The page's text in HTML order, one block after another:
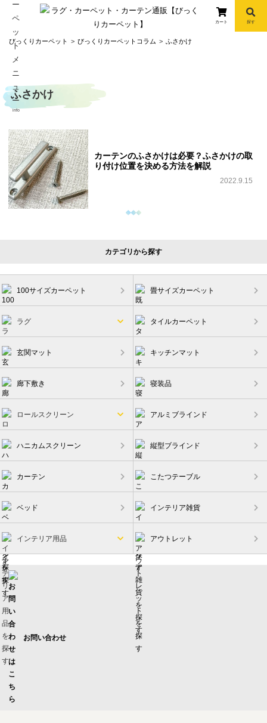
info
カート 探す
ツ
へ
びっくりカーペット びっくりカーペットコラム ふさかけ
ふさかけ
カーテンのふさかけは必要？ふさかけの取
り付け位置を決める方法を解説
2022.9.15
カテゴリから探す
100サイズカーペット 畳サイズカーペット
ラグ タイルカーペット
玄関マット キッチンマット
廊下敷き 寝装品
ロールスクリーン アルミブラインド
ハニカムスクリーン 縦型ブラインド
カーテン こたつテーブル
ベッド インテリア雑貨
インテリア用品 アウトレット
お問い合わせ